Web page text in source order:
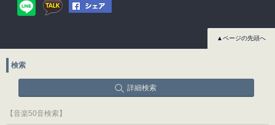
▲ページの先頭へ
検索
詳細検索
【音楽50音検索】